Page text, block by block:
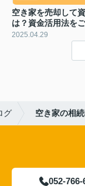
空き家を売却して
は？資金活用法を
2025.04.29
グ 空き家の相
052-766-